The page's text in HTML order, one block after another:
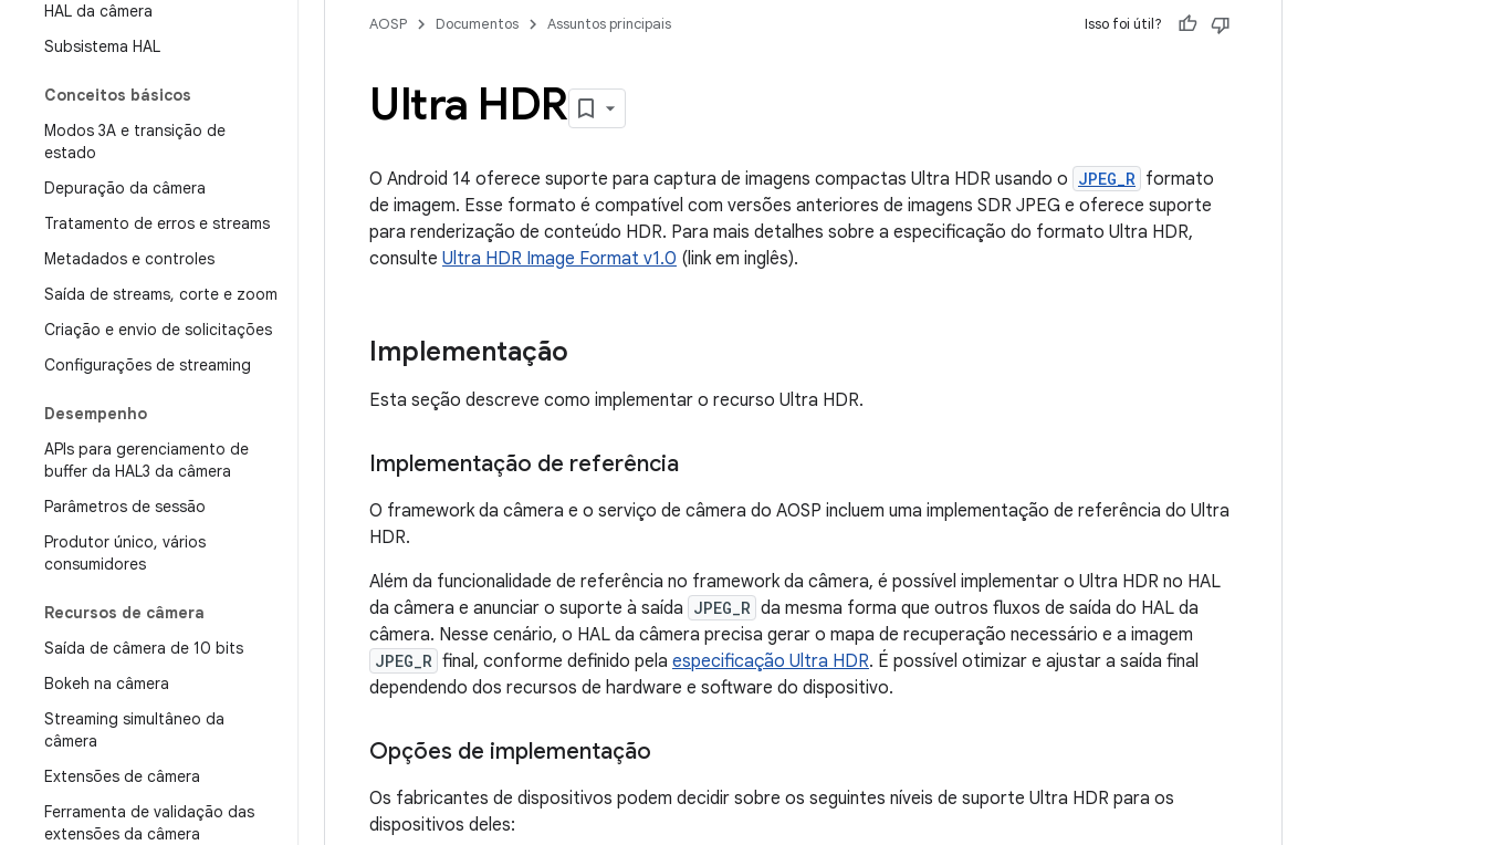
HAL da câmera
Subsistema HAL
Conceitos básicos
Modos 3A e transição de
estado
Depuração da câmera
Tratamento de erros e streams
Metadados e controles
Saída de streams, corte e zoom
Criação e envio de solicitações
Configurações de streaming
Desempenho
APIs para gerenciamento de
buffer da HAL3 da câmera
Parâmetros de sessão
Produtor único, vários
consumidores
Recursos de câmera
Saída de câmera de 10 bits
Bokeh na câmera
Streaming simultâneo da
câmera
Extensões de câmera
Ferramenta de validação das
extensões da câmera
AOSP Documentos Assuntos principais Isso foi útil?
Ultra HDR
O Android 14 oferece suporte para captura de imagens compactas Ultra HDR usando o JPEG_R formato
de imagem. Esse formato é compatível com versões anteriores de imagens SDR JPEG e oferece suporte
para renderização de conteúdo HDR. Para mais detalhes sobre a especificação do formato Ultra HDR,
consulte Ultra HDR Image Format v1.0 (link em inglês).
Implementação
Esta seção descreve como implementar o recurso Ultra HDR.
Implementação de referência
O framework da câmera e o serviço de câmera do AOSP incluem uma implementação de referência do Ultra
HDR.
Além da funcionalidade de referência no framework da câmera, é possível implementar o Ultra HDR no HAL
da câmera e anunciar o suporte à saída JPEG_R da mesma forma que outros fluxos de saída do HAL da
câmera. Nesse cenário, o HAL da câmera precisa gerar o mapa de recuperação necessário e a imagem
JPEG_R final, conforme definido pela especificação Ultra HDR. É possível otimizar e ajustar a saída final
dependendo dos recursos de hardware e software do dispositivo.
Opções de implementação
Os fabricantes de dispositivos podem decidir sobre os seguintes níveis de suporte Ultra HDR para os
dispositivos deles: